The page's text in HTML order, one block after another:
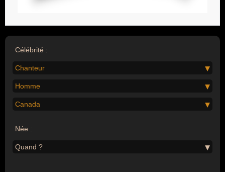
Célébrité :
Chanteur
Homme
Canada
Née :
Quand ?